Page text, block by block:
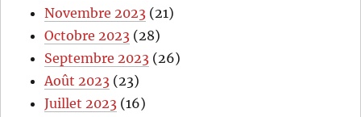
Novembre 2023 (21)
Octobre 2023 (28)
Septembre 2023 (26)
Août 2023 (23)
Juillet 2023 (16)